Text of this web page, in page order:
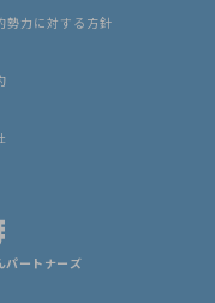
勢力に対する方針
パートナーズ